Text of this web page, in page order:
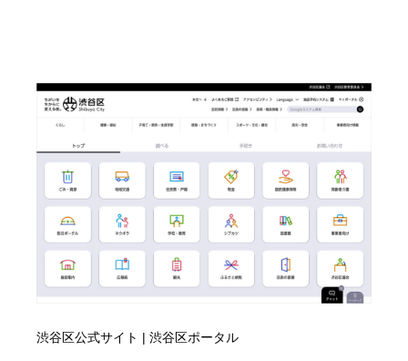
渋谷区公式サイト | 渋谷区ポータル